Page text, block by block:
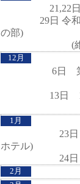
21,22日
29日 令和8年
の部)
(維新百年
12月
6日 第17回
(維新百年
13日 12月度
1月
23日 山口県
ホテル)
24日 1月度
2月